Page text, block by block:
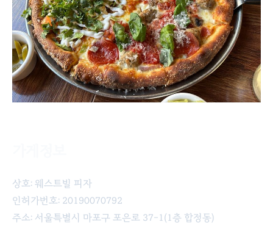
상호: 웨스트빌 피자
인허가번호: 20190070792
주소: 서울특별시 마포구 포은로 37-1(1층 합정동)